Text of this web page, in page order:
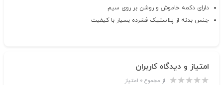
دارای دکمه خاموش و روشن بر روی سیم
جنس بدنه از پلاستیک فشرده بسیار با کیفیت
امتیاز و دیدگاه کاربران
از مجموع ۰ امتیاز